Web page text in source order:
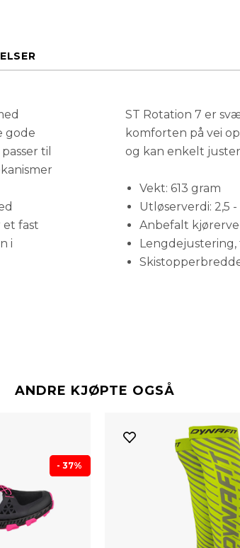
gode
til
et fast
i
ST Rotation 7 er
komforten på vei
og kan enkelt
Vekt: 613 gram
Utløserverdi: 2,5 -
Anbefalt
Lengdejustering,
ANDRE KJØPTE OGSÅ
- 37%